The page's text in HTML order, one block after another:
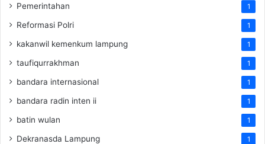
Pemerintahan 1
Reformasi Polri 1
kakanwil kemenkum lampung 1
taufiqurrakhman 1
bandara internasional 1
bandara radin inten ii 1
batin wulan 1
Dekranasda Lampung 1